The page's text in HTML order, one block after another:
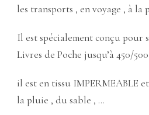
les transports , en voyage , à la
Il est spécialement conçu pour
Livres de Poche jusqu’à 450/
il est en tissu IMPERMEABLE
la pluie , du sable , …